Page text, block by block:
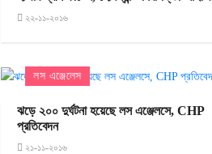
২২-১১-২০১৬
লস এঞ্জেলেস
ঝড়ে ২০০ দুর্ঘটনা হয়েছে লস এঞ্জেলসে, CHP
প্রতিবেদন
২১-১১-২০১৬